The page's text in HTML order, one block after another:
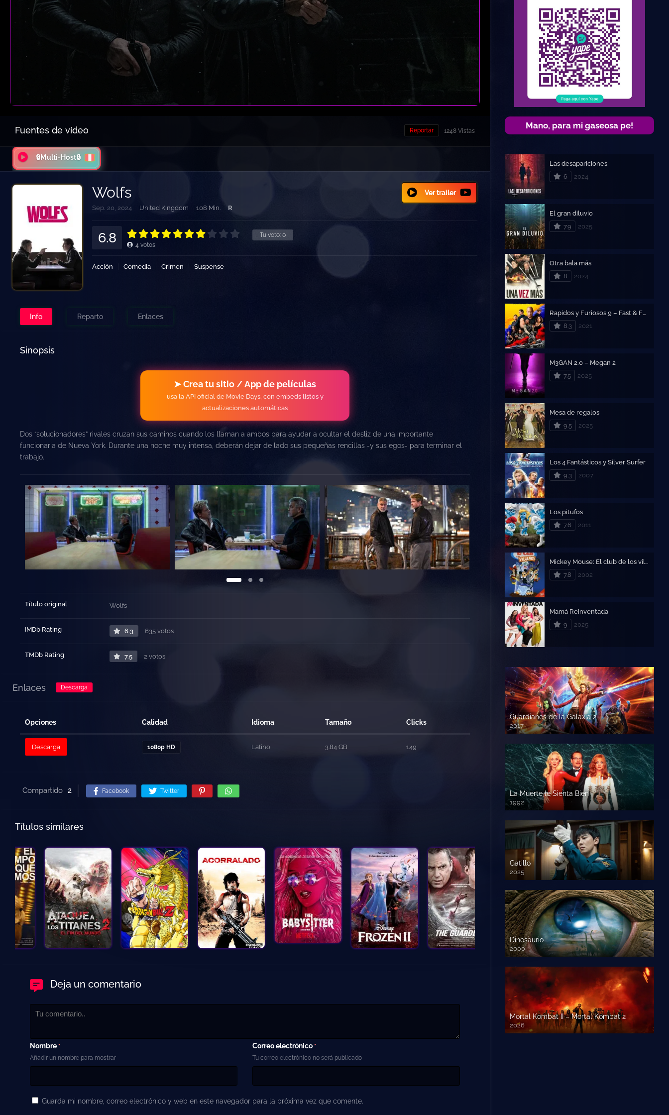
Fuentes de vídeo 1248 Vistas
Reportar
Ver trailer
🔒Multi-Host🔒
Wolfs
Sep. 20, 2024 United Kingdom 108 Min. R
Tu voto: 0
6.8 4 votos
Acción Comedia Crimen Suspense
Info Reparto Enlaces
Sinopsis
➤ Crea tu sitio / App de películas
usa la API oficial de Movie Days, con embeds listos y
actualizaciones automáticas
Dos “solucionadores” rivales cruzan sus caminos cuando los llaman a ambos para ayudar a ocultar el desliz de una importante
funcionaria de Nueva York. Durante una noche muy intensa, deberán dejar de lado sus pequeñas rencillas -y sus egos- para terminar el
trabajo.
Título original Wolfs
IMDb Rating 6.3 635 votos
TMDb Rating 7.5 2 votos
Enlaces Descarga
Opciones Calidad Idioma Tamaño Clicks
Descarga 1080p HD Latino 3.84 GB 149
Compartido 2 Facebook Twitter
Títulos similares
Deja un comentario
Nombre *
Añadir un nombre para mostrar
Correo electrónico *
Tu correo electrónico no será publicado
Guarda mi nombre, correo electrónico y web en este navegador para la próxima vez que comente.
Mano, para mi gaseosa pe!
Las desapariciones
6
2024
El gran diluvio
7.9
2025
Otra bala más
8
2024
Rapidos y Furiosos 9 – Fast & Furious 9
8.3
2021
M3GAN 2.0 – Megan 2
7.5
2025
Mesa de regalos
9.5
2025
Los 4 Fantásticos y Silver Surfer
9.3
2007
Los pitufos
7.6
2011
Mickey Mouse: El club de los villanos
7.8
2002
Mamá Reinventada
9
2025
Guardianes de la Galaxia 2
2017
720p HD
La Muerte le Sienta Bien
1992
720p HD
Gatillo
2025
Dinosaurio
2000
720 HD
Mortal Kombat II – Mortal Kombat 2
2026
1080p HD